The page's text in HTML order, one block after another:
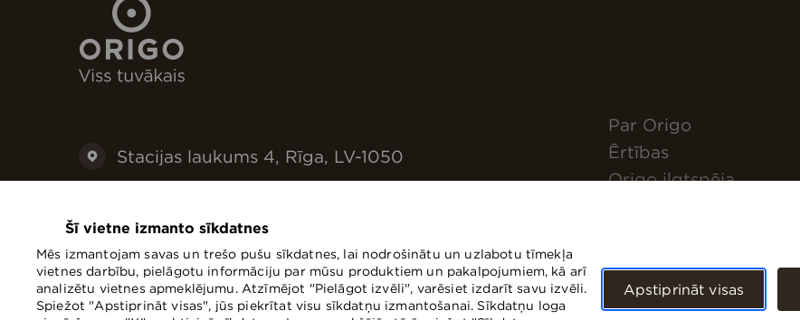
Šī vietne izmanto sīkdatnes
Mēs izmantojam savas un trešo pušu sīkdatnes, lai nodrošinātu un uzlabotu tīmekļa
vietnes darbību, pielāgotu informāciju par mūsu produktiem un pakalpojumiem, kā arī
analizētu vietnes apmeklējumu. Atzīmējot "Pielāgot izvēli", varēsiet izdarīt savu izvēli.
Spiežot "Apstiprināt visas", jūs piekrītat visu sīkdatņu izmantošanai. Sīkdatņu loga
Apstiprināt visas
Stacijas laukums 4, Rīga, LV-1050
infoorigo@linstow.lv
Par Origo
Ērtības
Origo ilgtspēja